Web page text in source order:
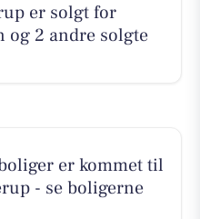
er solgt for
og 2 andre solgte
er kommet til
- se boligerne